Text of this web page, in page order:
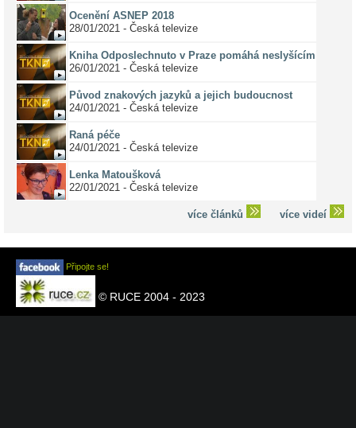
Ocenění ASNEP 2018
28/01/2021 - Česká televize
Kniha Odposlechnuto v Praze pomáhá neslyšícím
26/01/2021 - Česká televize
Původ znakových jazyků a jejich budoucnost
24/01/2021 - Česká televize
Raná péče
24/01/2021 - Česká televize
Lenka Matoušková
22/01/2021 - Česká televize
více článků více videí
Připojte se!
© RUCE 2004 - 2023